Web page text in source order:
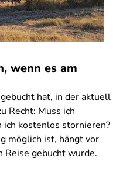
wenn es am
hat, in der aktuell
Recht: Muss ich
ich kostenlos stornieren?
möglich ist, hängt vor
Reise gebucht wurde.